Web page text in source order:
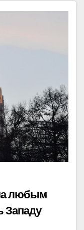
любым
Западу